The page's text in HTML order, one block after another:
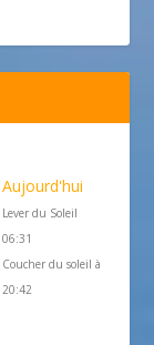
Aujourd'hui
Lever du Soleil
06:31
Coucher du soleil à
20:42